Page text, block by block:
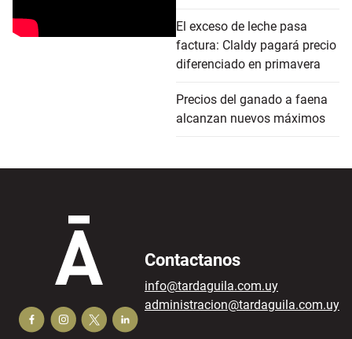
El exceso de leche pasa
factura: Claldy pagará precio
diferenciado en primavera
Precios del ganado a faena
alcanzan nuevos máximos
Contactanos
info@tardaguila.com.uy
administracion@tardaguila.com.uy